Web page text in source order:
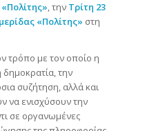
, την Τρίτη 23
«Πολίτης» στη
τρόπο με τον οποίο η
την
συζήτηση, αλλά και
να ενισχύσουν την
σε οργανωμένες